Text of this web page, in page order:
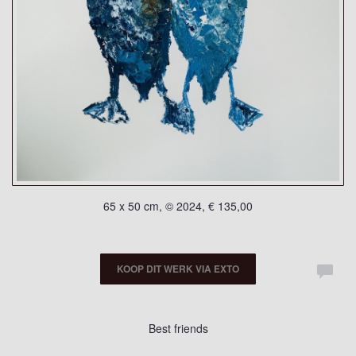
65 x 50 cm, © 2024, € 135,00
KOOP DIT WERK VIA EXTO
Best friends